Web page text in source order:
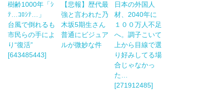
樹齢1000年「ｼ
ﾃ…ｺﾛｼﾃ…」
台風で倒れるも
市民らの手によ
り“復活”
[643485443]
【悲報】歴代最
強と言われた乃
木坂5期生さん
普通にビジュア
ルが微妙な件
日本の外国人
材、2040年に
１００万人不足
へ。調子こいて
上から目線で選
り好みしてる場
合じゃなかっ
た…
[271912485]